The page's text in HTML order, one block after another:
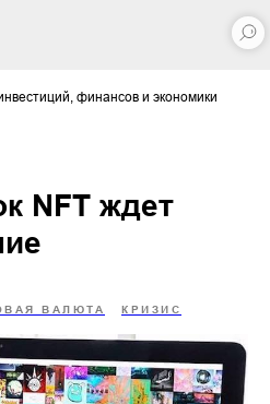
финансов и экономики
NFT ждет
ВАЛЮТА
КРИЗИС